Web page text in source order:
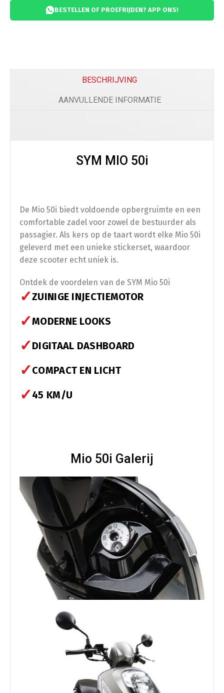
Telefoonhouder + € 50.00 )
Bescherming
Scooterhoes(+ €50.00)
Opvoeren
Afstelling op ±54 km/u (gedoogde snelheid)
BESTELLEN OF PROEFRIJDEN? APP ONS!
BESCHRIJVING
AANVULLENDE INFORMATIE
SYM MIO 50i
De Mio 50i biedt voldoende opbergruimte en een
comfortable zadel voor zowel de bestuurder als
passagier. Als kers op de taart wordt elke Mio 50i
geleverd met een unieke stickerset, waardoor
deze scooter echt uniek is.
Ontdek de voordelen van de SYM Mio 50i
✓ZUINIGE INJECTIEMOTOR
✓MODERNE LOOKS
✓DIGITAAL DASHBOARD
✓COMPACT EN LICHT
✓45 KM/U
Mio 50i Galerij